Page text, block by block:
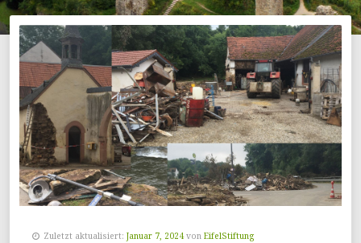
Zuletzt aktualisiert: Januar 7, 2024 von EifelStiftung